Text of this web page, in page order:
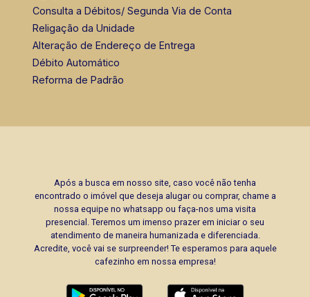
Consulta a Débitos/ Segunda Via de Conta
Religação da Unidade
Alteração de Endereço de Entrega
Débito Automático
Reforma de Padrão
Após a busca em nosso site, caso você não tenha
encontrado o imóvel que deseja alugar ou comprar, chame a
nossa equipe no whatsapp ou faça-nos uma visita
presencial. Teremos um imenso prazer em iniciar o seu
atendimento de maneira humanizada e diferenciada.
Acredite, você vai se surpreender! Te esperamos para aquele
cafezinho em nossa empresa!